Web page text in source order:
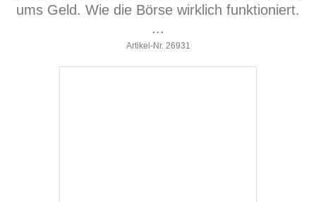
ums Geld. Wie die Börse wirklich funktioniert.
...
Artikel-Nr. 26931